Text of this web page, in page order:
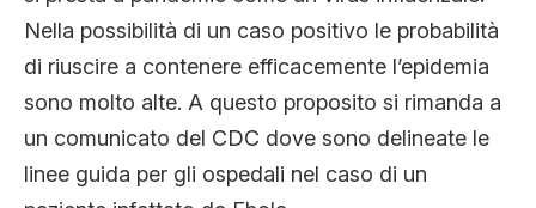
Nella possibilità di un caso positivo le probabilità
di riuscire a contenere efficacemente l’epidemia
sono molto alte. A questo proposito si rimanda a
un comunicato del CDC dove sono delineate le
linee guida per gli ospedali nel caso di un